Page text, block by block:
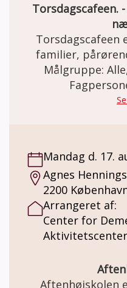
Torsdagscafeen.
familier,
demenssygdom
Nordsjælland. Det
behøver ikke være
underholdning,
Målgruppe:
Mandag d. 17.
Agnes
2200
Arrangeret af:
Center for
Aftenhøjskolen